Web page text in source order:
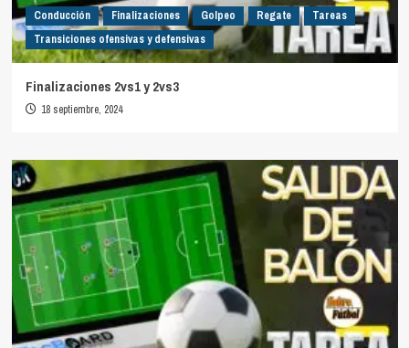
Conducción Finalizaciones Golpeo Regate
Tareas
Transiciones ofensivas y defensivas
Finalizaciones 2vs1 y 2vs3
18 septiembre, 2024